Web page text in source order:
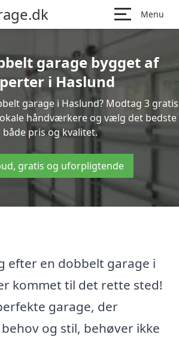
Menu
garage bygget af
i Haslund
garage i Haslund? Modtag 3 gratis
håndværkere og vælg det bedste
både pris og kvalitet.
gratis og uforpligtende
efter en dobbelt garage i
kommet til det rette sted!
garage, der
og stil, behøver ikke